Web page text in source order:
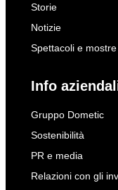
Storie
Notizie
Spettacoli e mostre
Info
Gruppo Dometic
Sostenibilità
PR e media
Relazioni con gli